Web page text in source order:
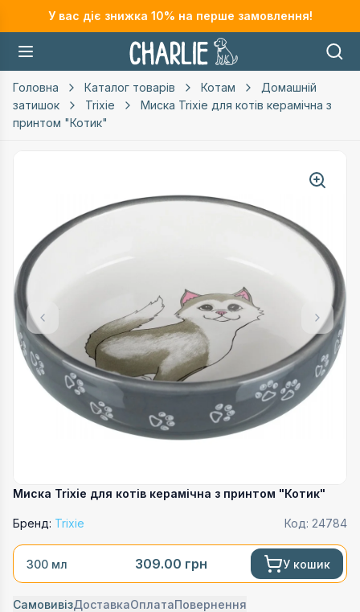
У вас діє знижка 10% на перше замовлення!
Головна Каталог товарів Котам
Домашній
затишок
Trixie
Миска Trixie для котів керамічна з
принтом "Котик"
Миска Trixie для котів керамічна з принтом "Котик"
Бренд: Trixie Код: 24784
300 мл 309.00 грн У кошик
СамовивізДоставкаОплатаПовернення